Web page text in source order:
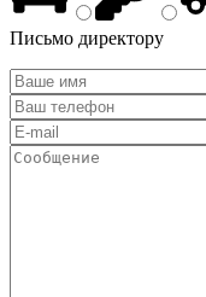
Письмо директору